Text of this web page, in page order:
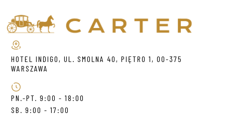
HOTEL INDIGO, UL. SMOLNA 40, PIĘTRO 1, 00-375
WARSZAWA
PN.-PT. 9:00 - 18:00
SB. 9:00 - 17:00